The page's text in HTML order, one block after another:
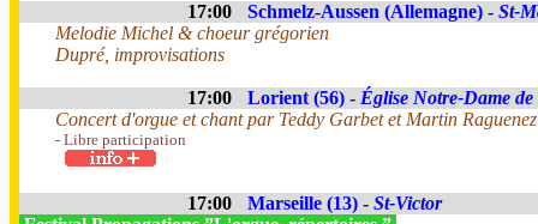
17:00 Schmelz-Aussen (Allemagne) - St-
Melodie Michel & choeur grégorien
Dupré, improvisations
17:00 Lorient (56) - Église Notre-Dame
Concert d'orgue et chant par Teddy Garbet et Martin Raguenez
- Libre participation
17:00 Marseille (13) - St-Victor